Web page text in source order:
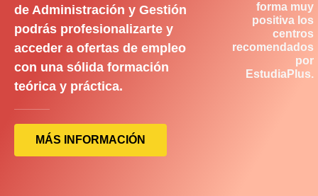
de Administración y Gestión
podrás profesionalizarte y
acceder a ofertas de empleo
con una sólida formación
teórica y práctica.
MÁS INFORMACIÓN
forma muy
positiva los
centros
recomendados
por
EstudiaPlus.